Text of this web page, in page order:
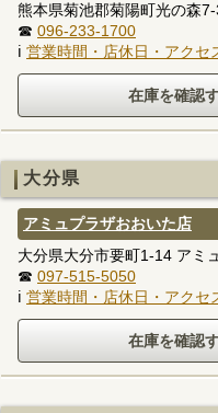
熊本県菊池郡菊陽町光の森
☎ 096-233-1700
ℹ 営業時間・店休日・アクセ
大分県
アミュプラザおおいた店
大分県大分市要町1-14 アミ
☎ 097-515-5050
ℹ 営業時間・店休日・アクセ